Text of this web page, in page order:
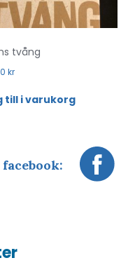
tvång
kr
till i varukorg